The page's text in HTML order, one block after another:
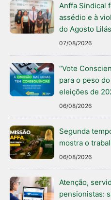
Anffa Sindical
assédio e à
do Agosto Lilás
07/08/2026
“Vote
para o peso
eleições de
06/08/2026
Segunda
mostra o
06/08/2026
Atenção,
pensionistas: